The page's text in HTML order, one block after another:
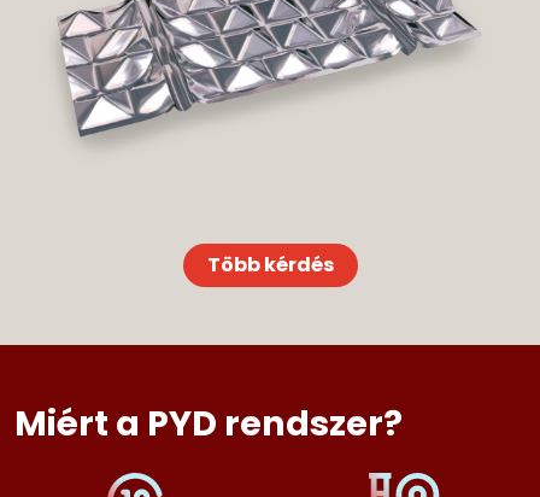
Több kérdés
Miért a PYD rendszer?